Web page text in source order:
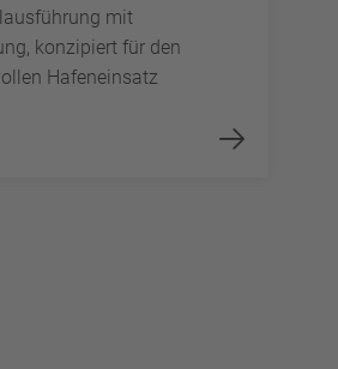
mit
konzipiert für den
Hafeneinsatz